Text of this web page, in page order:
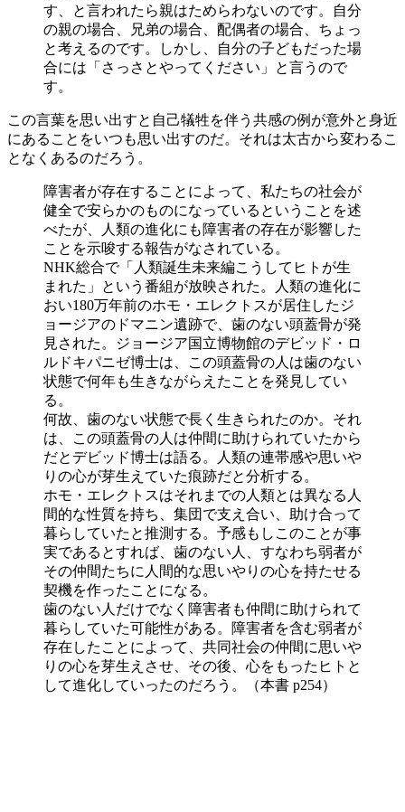
す、と言われたら親はためらわないのです。自分
の親の場合、兄弟の場合、配偶者の場合、ちょっ
と考えるのです。しかし、自分の子どもだった場
合には「さっさとやってください」と言うので
す。
この言葉を思い出すと自己犠牲を伴う共感の例が意外と身近
にあることをいつも思い出すのだ。それは太古から変わるこ
となくあるのだろう。
障害者が存在することによって、私たちの社会が
健全で安らかのものになっているということを述
べたが、人類の進化にも障害者の存在が影響した
ことを示唆する報告がなされている。
NHK総合で「人類誕生未来編こうしてヒトが生
まれた」という番組が放映された。人類の進化に
おい180万年前のホモ・エレクトスが居住したジ
ョージアのドマニン遺跡で、歯のない頭蓋骨が発
見された。ジョージア国立博物館のデビッド・ロ
ルドキパニゼ博士は、この頭蓋骨の人は歯のない
状態で何年も生きながらえたことを発見してい
る。
何故、歯のない状態で長く生きられたのか。それ
は、この頭蓋骨の人は仲間に助けられていたから
だとデビッド博士は語る。人類の連帯感や思いや
りの心が芽生えていた痕跡だと分析する。
ホモ・エレクトスはそれまでの人類とは異なる人
間的な性質を持ち、集団で支え合い、助け合って
暮らしていたと推測する。予感もしこのことが事
実であるとすれば、歯のない人、すなわち弱者が
その仲間たちに人間的な思いやりの心を持たせる
契機を作ったことになる。
歯のない人だけでなく障害者も仲間に助けられて
暮らしていた可能性がある。障害者を含む弱者が
存在したことによって、共同社会の仲間に思いや
りの心を芽生えさせ、その後、心をもったヒトと
して進化していったのだろう。（本書 p254）